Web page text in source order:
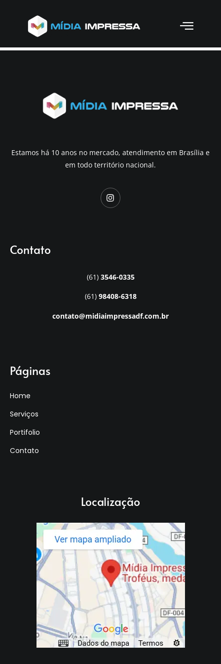
trofeu
Estamos há 10 anos no mercado, atendimento em Brasília e
em todo território nacional.
Contato
(61)3546-0335
(61)98408-6318
contato@midiaimpressadf.com.br
Páginas
Home
Serviços
Portifolio
Contato
Localização